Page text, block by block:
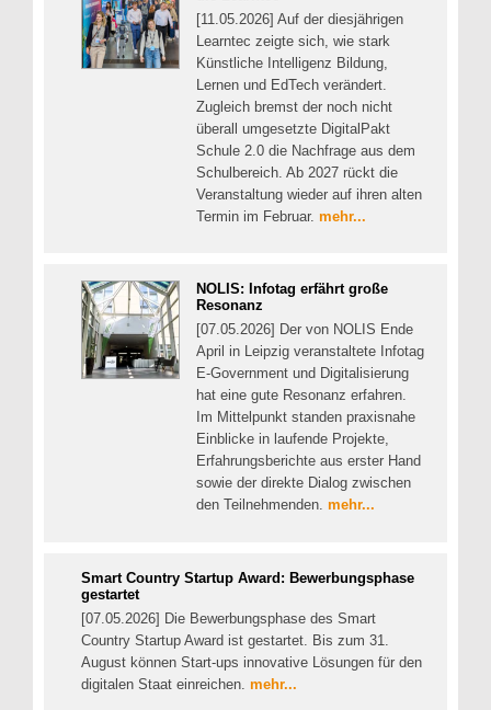
[11.05.2026] Auf der diesjährigen
Learntec zeigte sich, wie stark
Künstliche Intelligenz Bildung,
Lernen und EdTech verändert.
Zugleich bremst der noch nicht
überall umgesetzte DigitalPakt
Schule 2.0 die Nachfrage aus dem
Schulbereich. Ab 2027 rückt die
Veranstaltung wieder auf ihren alten
Termin im Februar. mehr...
NOLIS: Infotag erfährt große
Resonanz
[07.05.2026] Der von NOLIS Ende
April in Leipzig veranstaltete Infotag
E-Government und Digitalisierung
hat eine gute Resonanz erfahren.
Im Mittelpunkt standen praxisnahe
Einblicke in laufende Projekte,
Erfahrungsberichte aus erster Hand
sowie der direkte Dialog zwischen
den Teilnehmenden. mehr...
Smart Country Startup Award: Bewerbungsphase
gestartet
[07.05.2026] Die Bewerbungsphase des Smart
Country Startup Award ist gestartet. Bis zum 31.
August können Start-ups innovative Lösungen für den
digitalen Staat einreichen. mehr...